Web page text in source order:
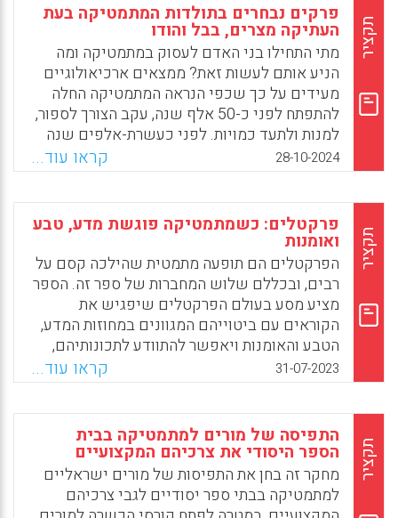
תקציר
פרקים נבחרים בתולדות המתמטיקה בעת
העתיקה מצרים, בבל והודו
מתי התחילו בני האדם לעסוק במתמטיקה ומה
הניע אותם לעשות זאת? ממצאים ארכיאולוגיים
מעידים על כך שכפי הנראה המתמטיקה החלה
להתפתח לפני כ-50 אלף שנה, עקב הצורך לספור,
למנות ולתעד כמויות. לפני כעשרת-אלפים שנה
התחילו להשתמש במספרים לצורכי מסחר, ולפני
כארבעת אלפים שנה החלו להופיע במסופוטמיה
ובמצרים העתיקה טקסטים מתמטיים הכוללים
בעיות אריתמטיות וגאומטריות ופתרונות לבעיות.
קו ישר מחבר בין הגילויים הקדומים ויישומיהם
לבין המצאות שקשה לדמיין את חיינו בהווה
בלעדיהן, כמו טלפונים ניידים, מחשבים,
טלוויזיות, מטוסים ומערכות ניווט לווייניות.
WhatsApp
Facebook
Email
X
28-10-2024 קראו עוד...
תקציר
פרקטלים: כשמתמטיקה פוגשת מדע, טבע
ואומנות
הפרקטלים הם תופעה מתמטית שהילכה קסם על
רבים, ובכללם שלוש המחברות של ספר זה. הספר
מציע מסע בעולם הפרקטלים שיפגיש את
הקוראים עם ביטוייהם המגוונים במחוזות המדע,
הטבע והאומנות ויאפשר להתוודע לתכונותיהם,
למאפייניהם ולפוטנציאל הגלום בחקירתם. המסע
יסתיים בהגדרת הפרקטל, אותו יצור מסעיר
ויפהפה שכשם שהוא מציית לחוק, כך הוא בלתי
נשלט. לא פחות חשוב מכך, הצעידה בשבילי
הגיאומטריה הפרקטלית תוביל לראיית המתמטיקה
כתחום ידע שאינו רק מעניין, מאתגר ורב חשיבות,
אלא גם מהנה
31-07-2023 קראו עוד...
תקציר
התפיסה של מורים למתמטיקה בבית
הספר היסודי את צרכיהם המקצועיים
מחקר זה בחן את התפיסות של מורים ישראליים
למתמטיקה בבתי ספר יסודיים לגבי צרכיהם